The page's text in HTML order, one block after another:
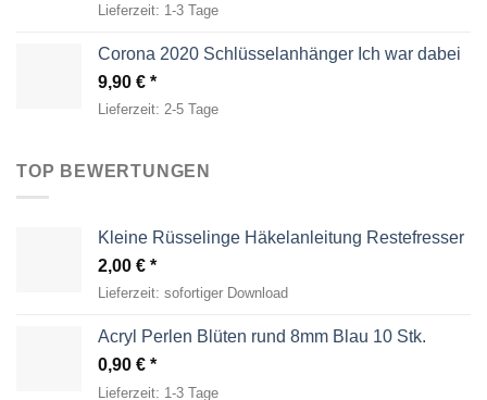
Lieferzeit: 1-3 Tage
Corona 2020 Schlüsselanhänger Ich war dabei
9,90 €
Lieferzeit: 2-5 Tage
TOP BEWERTUNGEN
Kleine Rüsselinge Häkelanleitung Restefresser
2,00 €
Lieferzeit: sofortiger Download
Acryl Perlen Blüten rund 8mm Blau 10 Stk.
0,90 €
Lieferzeit: 1-3 Tage